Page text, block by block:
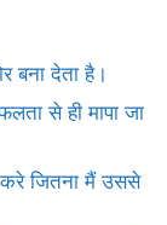
बना देता है।
से ही मापा जा
करे जितना मैं उससे